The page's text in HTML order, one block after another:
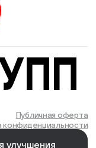
Публичная оферта
конфиденциальности
улучшения
Войти